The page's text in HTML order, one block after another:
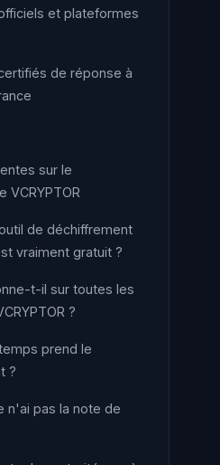
et plateformes
de réponse à
sur le
VCRYPTOR
de déchiffrement
vraiment gratuit ?
t-il sur toutes les
?
prend le
?
n'ai pas la note de